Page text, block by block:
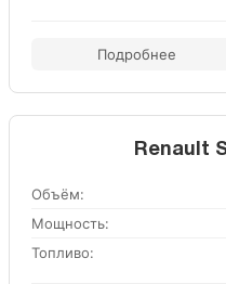
Подробнее
Renault
Объём:
Мощность:
Топливо: